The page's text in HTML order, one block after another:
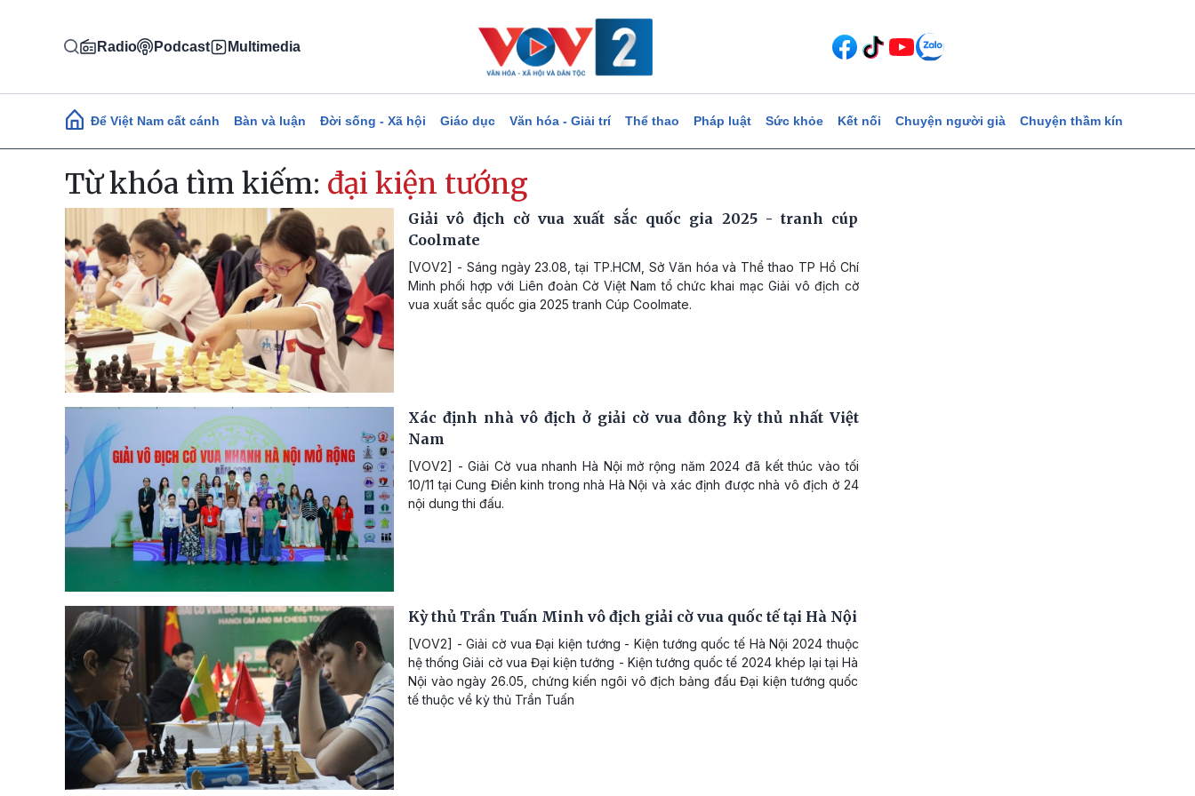
Radio Podcast Multimedia
Main navigation
Để Việt Nam cất cánh Bàn và luận Đời sống - Xã hội Giáo dục Văn hóa - Giải trí Thể thao Pháp luật Sức khỏe Kết nối Chuyện người già Chuyện thầm kín
Từ khóa tìm kiếm: đại kiện tướng
Giải vô địch cờ vua xuất sắc quốc gia 2025 - tranh cúp
Coolmate
[VOV2] - Sáng ngày 23.08, tại TP.HCM, Sở Văn hóa và Thể thao TP Hồ Chí
Minh phối hợp với Liên đoàn Cờ Việt Nam tổ chức khai mạc Giải vô địch cờ
vua xuất sắc quốc gia 2025 tranh Cúp Coolmate.
Xác định nhà vô địch ở giải cờ vua đông kỳ thủ nhất Việt
Nam
[VOV2] - Giải Cờ vua nhanh Hà Nội mở rộng năm 2024 đã kết thúc vào tối
10/11 tại Cung Điền kinh trong nhà Hà Nội và xác định được nhà vô địch ở 24
nội dung thi đấu.
Kỳ thủ Trần Tuấn Minh vô địch giải cờ vua quốc tế tại Hà Nội
[VOV2] - Giải cờ vua Đại kiện tướng - Kiện tướng quốc tế Hà Nội 2024 thuộc
hệ thống Giải cờ vua Đại kiện tướng - Kiện tướng quốc tế 2024 khép lại tại Hà
Nội vào ngày 26.05, chứng kiến ngôi vô địch bảng đấu Đại kiện tướng quốc
tế thuộc về kỳ thủ Trần Tuấn